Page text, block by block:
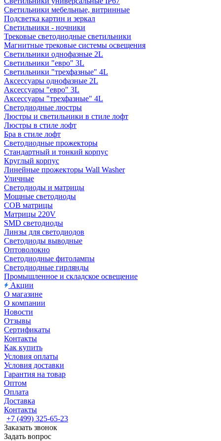
Светильники мебельные, витринные
Подсветка картин и зеркал
Светильники - ночники
Трековые светодиодные светильники
Магнитные трековые системы освещения
Светильники однофазные 2L
Светильники "евро" 3L
Светильники "трехфазные" 4L
Аксессуары однофазные 2L
Аксессуары "евро" 3L
Аксессуары "трехфазные" 4L
Светодиодные люстры
Люстры и светильники в стиле лофт
Люстры в стиле лофт
Бра в стиле лофт
Светодиодные прожекторы
Стандартный и тонкий корпус
Круглый корпус
Линейные прожекторы Wall Washer
Уличные
Светодиоды и матрицы
Мощные светодиоды
COB матрицы
Матрицы 220V
SMD светодиоды
Линзы для светодиодов
Светодиоды выводные
Оптоволокно
Светодиодные фитолампы
Светодиодные гирлянды
Промышленное и складское освещение
Акции
О магазине
О компании
Новости
Отзывы
Сертификаты
Контакты
Как купить
Условия оплаты
Условия доставки
Гарантия на товар
Оптом
Оплата
Доставка
Контакты
+7 (499) 325-65-23
Заказать звонок
Задать вопрос